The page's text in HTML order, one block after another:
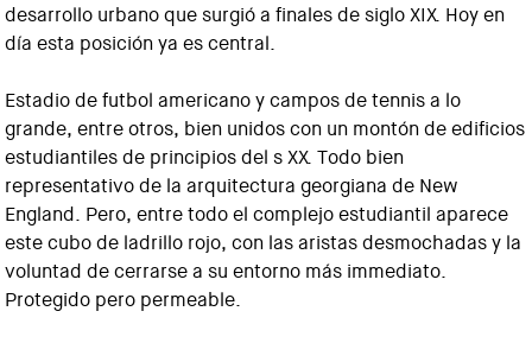
desarrollo urbano que surgió a finales de siglo XIX. Hoy en
día esta posición ya es central.
Estadio de futbol americano y campos de tennis a lo
grande, entre otros, bien unidos con un montón de edificios
estudiantiles de principios del s XX. Todo bien
representativo de la arquitectura georgiana de New
England. Pero, entre todo el complejo estudiantil aparece
este cubo de ladrillo rojo, con las aristas desmochadas y la
voluntad de cerrarse a su entorno más immediato.
Protegido pero permeable.